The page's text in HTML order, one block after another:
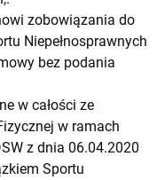
zobowiązania do
Niepełnosprawnych
bez podania
w całości ze
w ramach
z dnia 06.04.2020
Sportu